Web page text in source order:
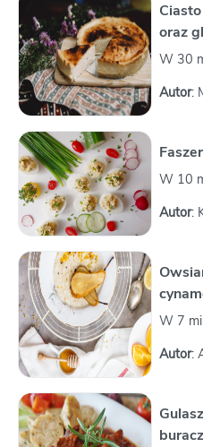
oraz
W 30
Autor:
W 10
Autor:
W 7
Autor: